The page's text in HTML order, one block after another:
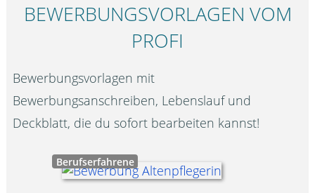
BEWERBUNGS­VORLAGEN VOM
PROFI
Bewerbungsvorlagen mit
Bewerbungsanschreiben, Lebenslauf und
Deckblatt, die du sofort bearbeiten kannst!
Berufserfahrene